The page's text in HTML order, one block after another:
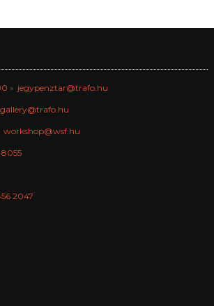
jegypenztar@trafo.hu
gallery@trafo.hu
workshop@wsf.hu
2047